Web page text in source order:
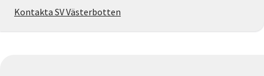
Kontakta SV Västerbotten